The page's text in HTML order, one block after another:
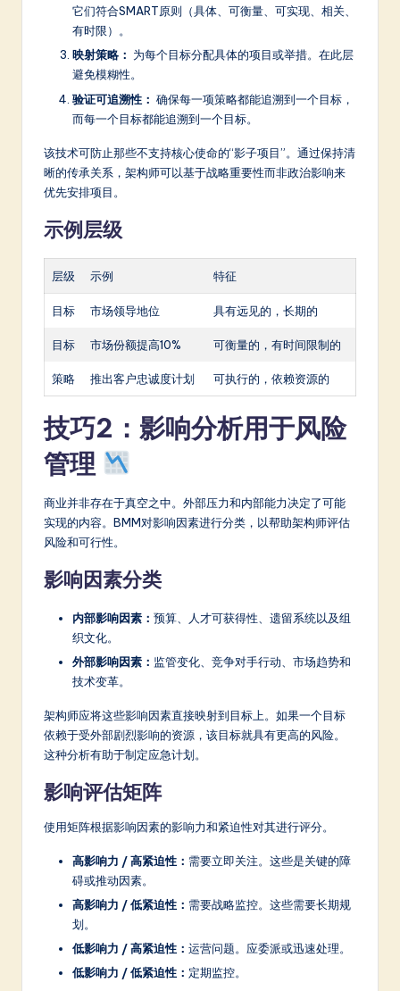
它们符合SMART原则（具体、可衡量、可实现、相关、
有时限）。
映射策略： 为每个目标分配具体的项目或举措。在此层
避免模糊性。
验证可追溯性： 确保每一项策略都能追溯到一个目标，
而每一个目标都能追溯到一个目标。
该技术可防止那些不支持核心使命的“影子项目”。通过保持清
晰的传承关系，架构师可以基于战略重要性而非政治影响来
优先安排项目。
示例层级
层级 示例 特征
目标 市场领导地位 具有远见的，长期的
目标 市场份额提高10% 可衡量的，有时间限制的
策略 推出客户忠诚度计划 可执行的，依赖资源的
技巧2：影响分析用于风险
管理
商业并非存在于真空之中。外部压力和内部能力决定了可能
实现的内容。BMM对影响因素进行分类，以帮助架构师评估
风险和可行性。
影响因素分类
内部影响因素： 预算、人才可获得性、遗留系统以及组
织文化。
外部影响因素： 监管变化、竞争对手行动、市场趋势和
技术变革。
架构师应将这些影响因素直接映射到目标上。如果一个目标
依赖于受外部剧烈影响的资源，该目标就具有更高的风险。
这种分析有助于制定应急计划。
影响评估矩阵
使用矩阵根据影响因素的影响力和紧迫性对其进行评分。
高影响力 / 高紧迫性： 需要立即关注。这些是关键的障
碍或推动因素。
高影响力 / 低紧迫性： 需要战略监控。这些需要长期规
划。
低影响力 / 高紧迫性： 运营问题。应委派或迅速处理。
低影响力 / 低紧迫性： 定期监控。